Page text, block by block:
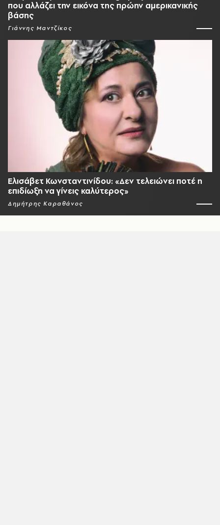
που αλλάζει την εικόνα της πρώην αμερικανικής
βάσης
Γιάννης Μαντζίκος
Ελισάβετ Κωνσταντινίδου: «Δεν τελειώνει ποτέ η
επιδίωξη να γίνεις καλύτερος»
Δημήτρης Καραθάνος